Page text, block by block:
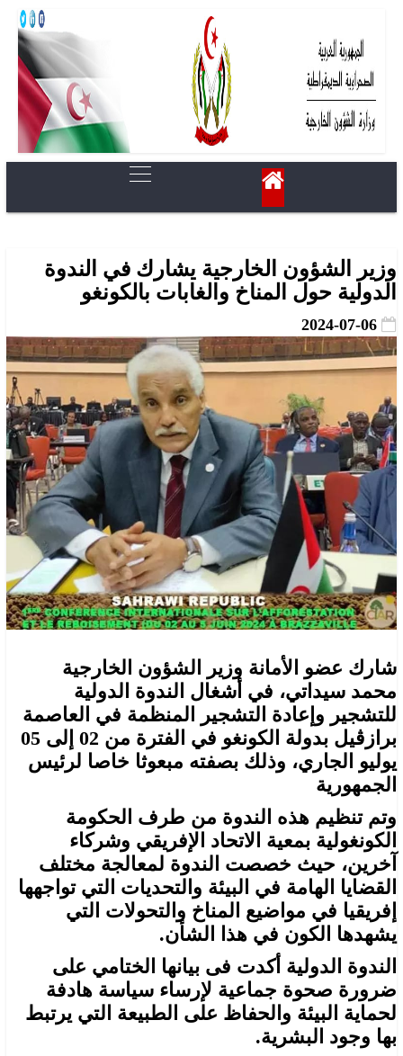
وزير الشؤون الخارجية يشارك في الندوة
الدولية حول المناخ والغابات بالكونغو
2024-07-06
شارك عضو الأمانة وزير الشؤون الخارجية
محمد سيداتي، في أشغال الندوة الدولية
للتشجير وإعادة التشجير المنظمة في العاصمة
برازڤيل بدولة الكونغو في الفترة من 02 إلى 05
يوليو الجاري، وذلك بصفته مبعوثا خاصا لرئيس
الجمهورية
وتم تنظيم هذه الندوة من طرف الحكومة
الكونغولية بمعية الاتحاد الإفريقي وشركاء
آخرين، حيث خصصت الندوة لمعالجة مختلف
القضايا الهامة في البيئة والتحديات التي تواجهها
إفريقيا في مواضيع المناخ والتحولات التي
يشهدها الكون في هذا الشأن.
الندوة الدولية أكدت فى بيانها الختامي على
ضرورة صحوة جماعية لإرساء سياسة هادفة
لحماية البيئة والحفاظ على الطبيعة التي يرتبط
بها وجود البشرية.